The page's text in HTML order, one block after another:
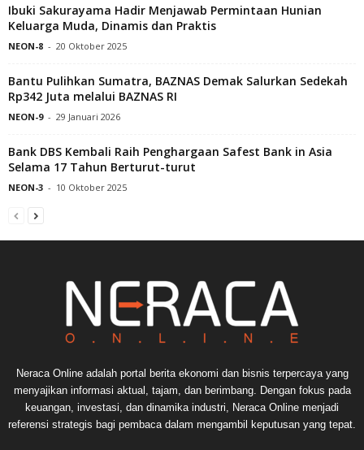
Ibuki Sakurayama Hadir Menjawab Permintaan Hunian
Keluarga Muda, Dinamis dan Praktis
NEON-8 - 20 Oktober 2025
Bantu Pulihkan Sumatra, BAZNAS Demak Salurkan Sedekah
Rp342 Juta melalui BAZNAS RI
NEON-9 - 29 Januari 2026
Bank DBS Kembali Raih Penghargaan Safest Bank in Asia
Selama 17 Tahun Berturut-turut
NEON-3 - 10 Oktober 2025
Neraca Online adalah portal berita ekonomi dan bisnis terpercaya yang
menyajikan informasi aktual, tajam, dan berimbang. Dengan fokus pada
keuangan, investasi, dan dinamika industri, Neraca Online menjadi
referensi strategis bagi pembaca dalam mengambil keputusan yang tepat.